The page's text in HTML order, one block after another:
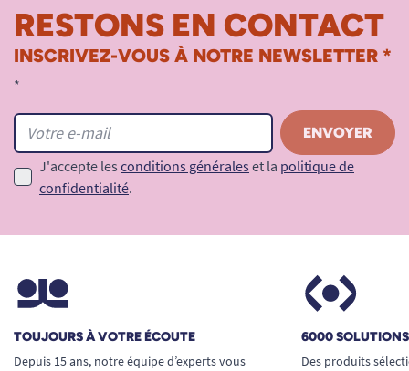
pensé pour durer et s’adapter à chacun.
Laforme universellede la fourchette et
main, y compris pour les doigts raides,
gonflés ou douloureux.
Atout supplémentaire :
peut être emportée partout sans risque de
assure une tranquillité
d’utilisation, que ce soit en usage quotidien
à domicile ou en collectivité.
RESTONS EN CONTACT
INSCRIVEZ-VOUS À NOTRE NEWSLETTER *
*
J'accepte les conditions générales et la politique de
confidentialité.
TOUJOURS À VOTRE ÉCOUTE
Depuis 15 ans, notre équipe d’experts vous
6000
Des produits